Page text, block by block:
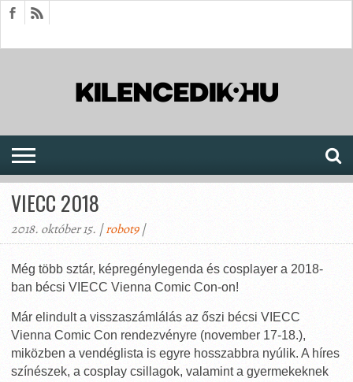
VIECC 2018
2018. október 15. |robot9|
Még több sztár, képregénylegenda és cosplayer a 2018-
ban bécsi VIECC Vienna Comic Con-on!
Már elindult a visszaszámlálás az őszi bécsi VIECC
Vienna Comic Con rendezvényre (november 17-18.),
miközben a vendéglista is egyre hosszabbra nyúlik. A híres
színészek, a cosplay csillagok, valamint a gyermekeknek